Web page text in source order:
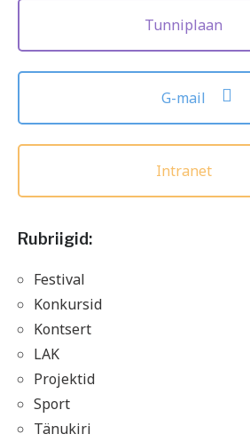
Tunniplaan
G-mail
Intranet
Rubriigid:
Festival
Konkursid
Kontsert
LAK
Projektid
Sport
Tänukiri